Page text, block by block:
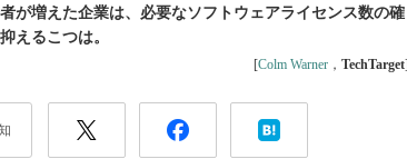
が増えた企業は、必要なソフトウェアライセンス数の確
えるこつは。
[Colm Warner ， TechTarget]